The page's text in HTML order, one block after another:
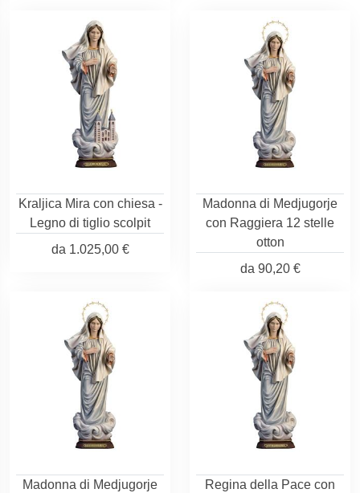
Kraljica Mira con chiesa -
Legno di tiglio scolpit
da 1.025,00 €
Madonna di Medjugorje
con Raggiera 12 stelle
otton
da 90,20 €
Madonna di Medjugorje
Regina della Pace con